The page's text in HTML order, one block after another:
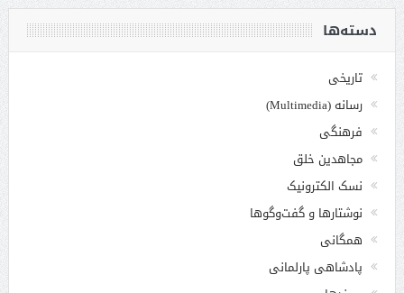
دسته‌ها
تاریخی
رسانه (Multimedia)
فرهنگی
مجاهدین خلق
نسک الکترونیک
نوشتارها و گفت‌وگوها
همگانی
پادشاهی پارلمانی